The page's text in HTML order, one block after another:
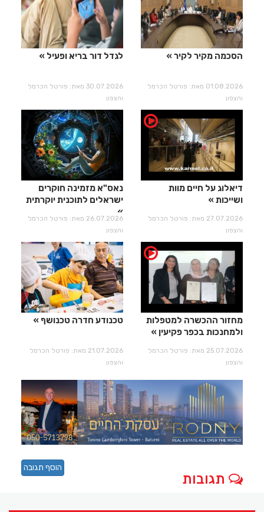
הסכמה מקיר לקיר
01.08.2026 מאת: פורטל הכרמל
והצפון
לגדל דור בריא ופעיל
30.07.2026 מאת: פורטל הכרמל
והצפון
דיאלוג על חיים מוות
ושייכות
27.07.2026 מאת: פורטל הכרמל
והצפון
נאס"א מזמינה חוקרים
ישראלים לתוכנית יוקרתית
26.07.2026 מאת: פורטל הכרמל
והצפון
מחזור ההכשרה למטפלות
ולמחנכות בכפר פקיעין
25.07.2026 מאת: פורטל הכרמל
והצפון
טכנודע חדרה טכנושף
21.07.2026 מאת: פורטל הכרמל
והצפון
תגובות
הוסף תגובה